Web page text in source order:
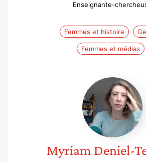
Enseignante-
Femmes et histoire
Femmes et médias
Myriam
Deniel-
Ternant
Myriam Deniel-